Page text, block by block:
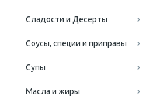
Сладости и Десерты
Соусы, специи и приправы
Супы
Масла и жиры